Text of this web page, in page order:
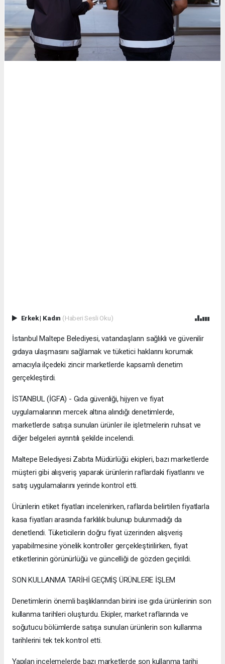
Erkek| Kadın (Haberi Sesli Oku)
İstanbul Maltepe Belediyesi, vatandaşların sağlıklı ve güvenilir
gıdaya ulaşmasını sağlamak ve tüketici haklarını korumak
amacıyla ilçedeki zincir marketlerde kapsamlı denetim
gerçekleştirdi.
İSTANBUL (İGFA) - Gıda güvenliği, hijyen ve fiyat
uygulamalarının mercek altına alındığı denetimlerde,
marketlerde satışa sunulan ürünler ile işletmelerin ruhsat ve
diğer belgeleri ayrıntılı şekilde incelendi.
Maltepe Belediyesi Zabıta Müdürlüğü ekipleri, bazı marketlerde
müşteri gibi alışveriş yaparak ürünlerin raflardaki fiyatlarını ve
satış uygulamalarını yerinde kontrol etti.
Ürünlerin etiket fiyatları incelenirken, raflarda belirtilen fiyatlarla
kasa fiyatları arasında farklılık bulunup bulunmadığı da
denetlendi. Tüketicilerin doğru fiyat üzerinden alışveriş
yapabilmesine yönelik kontroller gerçekleştirilirken, fiyat
etiketlerinin görünürlüğü ve güncelliği de gözden geçirildi.
SON KULLANMA TARİHİ GEÇMİŞ ÜRÜNLERE İŞLEM
Denetimlerin önemli başlıklarından birini ise gıda ürünlerinin son
kullanma tarihleri oluşturdu. Ekipler, market raflarında ve
soğutucu bölümlerde satışa sunulan ürünlerin son kullanma
tarihlerini tek tek kontrol etti.
Yapılan incelemelerde bazı marketlerde son kullanma tarihi